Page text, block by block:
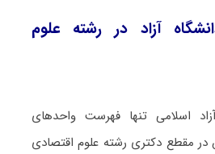
آزاد در رشته ﻋﻠﻮم
آزاد اسلامی تنها فهرست واحدهای
مقطع دکتری رشته ﻋﻠﻮم اﻗﺘﺼﺎدی